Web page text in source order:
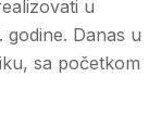
u
godine. Danas u
sa početkom